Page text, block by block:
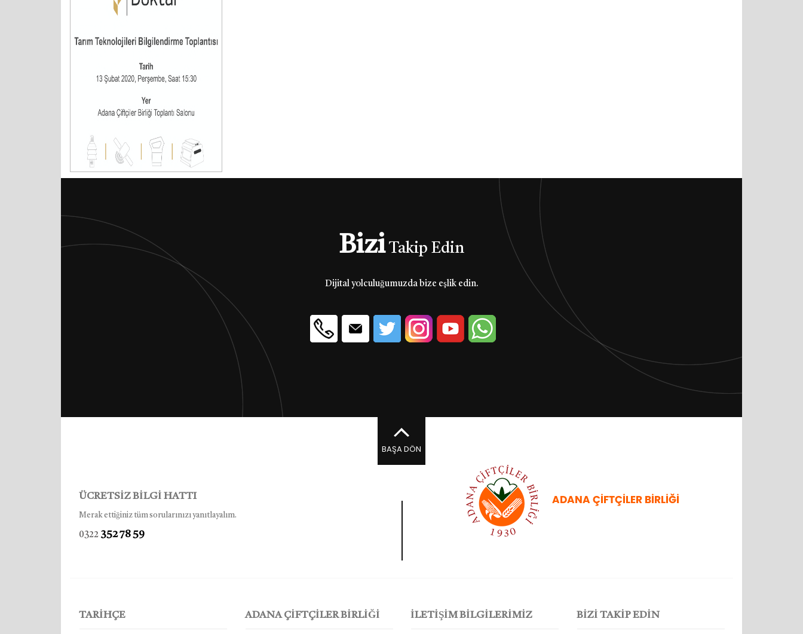
BiziTakip Edin
Dijital yolculuğumuzda bize eşlik edin.
BAŞA DÖN
ÜCRETSİZ BİLGİ HATTI
Merak ettiğiniz tüm sorularınızı yanıtlayalım.
0322 352 78 59
TARİHÇE ADANA ÇİFTÇİLER BİRLİĞİ İLETİŞİM BİLGİLERİMİZ BİZİ TAKİP EDİN